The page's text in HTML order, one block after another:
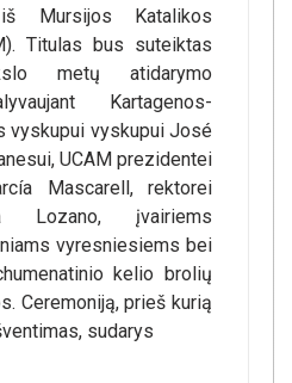
Mursijos Katalikos
Titulas bus suteiktas
metų atidarymo
Kartagenos-
vyskupui vyskupui José
UCAM prezidentei
Mascarell, rektorei
Lozano, įvairiems
vyresniesiems bei
kelio brolių
Ceremoniją, prieš kurią
sudarys